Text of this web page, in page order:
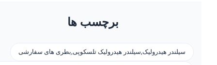
برچسب ها
سیلندر هیدرولیک,سیلندر هیدرولیک تلسکوپی,بطری های سفارشی